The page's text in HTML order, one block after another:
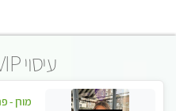
עיסוי VIP בבת ים